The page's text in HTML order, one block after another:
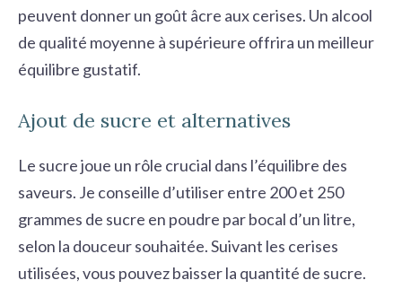
peuvent donner un goût âcre aux cerises. Un alcool
de qualité moyenne à supérieure offrira un meilleur
équilibre gustatif.
Ajout de sucre et alternatives
Le sucre joue un rôle crucial dans l’équilibre des
saveurs. Je conseille d’utiliser entre 200 et 250
grammes de sucre en poudre par bocal d’un litre,
selon la douceur souhaitée. Suivant les cerises
utilisées, vous pouvez baisser la quantité de sucre.